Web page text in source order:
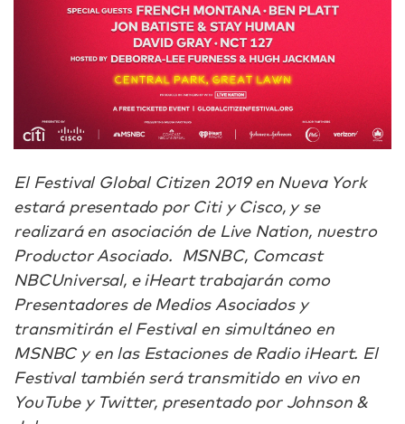
El Festival Global Citizen 2019 en Nueva York
estará presentado por Citi y Cisco, y se
realizará en asociación de Live Nation, nuestro
Productor Asociado. MSNBC, Comcast
NBCUniversal, e iHeart trabajarán como
Presentadores de Medios Asociados y
transmitirán el Festival en simultáneo en
MSNBC y en las Estaciones de Radio iHeart. El
Festival también será transmitido en vivo en
YouTube y Twitter, presentado por Johnson &